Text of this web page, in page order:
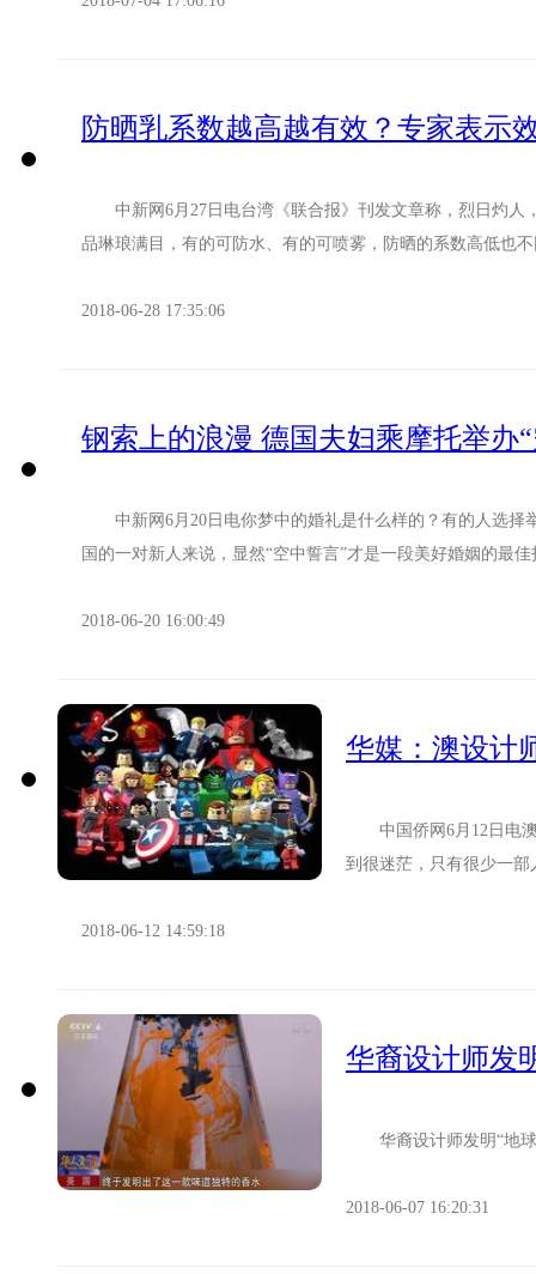
防晒乳系数越高越有效？专家表示
中新网6月27日电台湾《联合报》刊发文章称，烈日灼人
品琳琅满目，有的可防水、有的可喷雾，防晒的系数高低也
2018-06-28 17:35:06
钢索上的浪漫 德国夫妇乘摩托举办
中新网6月20日电你梦中的婚礼是什么样的？有的人选择
国的一对新人来说，显然“空中誓言”才是一段美好婚姻的最
2018-06-20 16:00:49
华媒：澳设计
中国侨网6月12日电澳
到很迷茫，只有很少一
2018-06-12 14:59:18
华裔设计师发
华裔设计师发明“地球
2018-06-07 16:20:31